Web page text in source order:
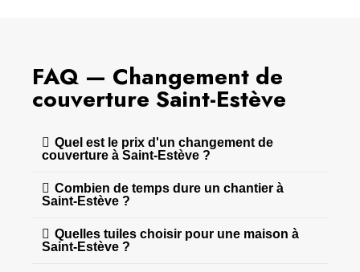
FAQ — Changement de
couverture Saint-Estève
Quel est le prix d'un changement de
couverture à Saint-Estève ?
Combien de temps dure un chantier à
Saint-Estève ?
Quelles tuiles choisir pour une maison à
Saint-Estève ?